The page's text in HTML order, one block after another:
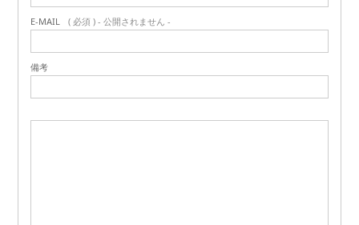
E-MAIL ( 必須 ) - 公開されません -
備考